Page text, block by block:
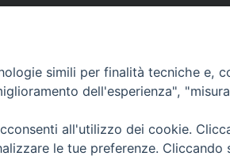
Ufficio
simili per finalità tecniche e,
dell'esperienza",
all'utilizzo dei cookie.
le tue preferenze.